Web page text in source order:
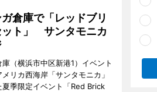
倉庫で「レッドブリ
ット」 サンタモニカ
（横浜市中区新港1）イベント
リカ西海岸「サンタモニカ」
夏季限定イベント「Red Brick